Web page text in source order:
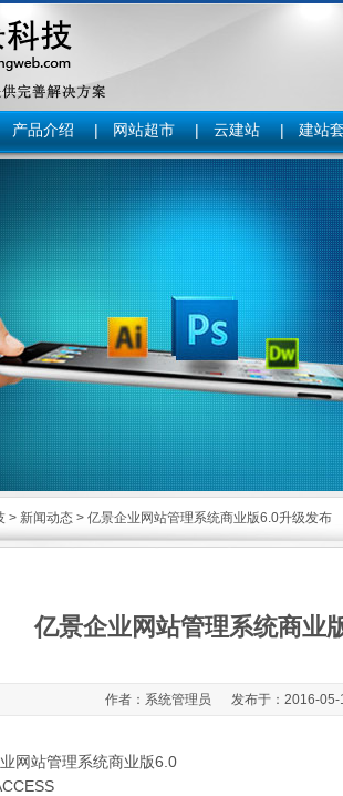
产品介绍 | 网站超市 | 云建站 | 建站
> 新闻动态 > 亿景企业网站管理系统商业版6.0升级发布
亿景企业网站管理系统商业
作者：系统管理员 发布于：2016-05-
网站管理系统商业版6.0